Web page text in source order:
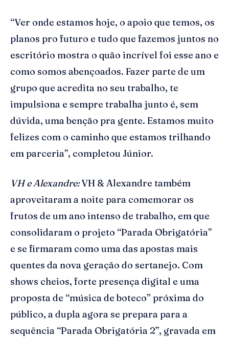
“Ver onde estamos hoje, o apoio que temos, os
planos pro futuro e tudo que fazemos juntos no
escritório mostra o quão incrível foi esse ano e
como somos abençoados. Fazer parte de um
grupo que acredita no seu trabalho, te
impulsiona e sempre trabalha junto é, sem
dúvida, uma benção pra gente. Estamos muito
felizes com o caminho que estamos trilhando
em parceria”, completou Júnior.
VH e Alexandre:VH & Alexandre também
aproveitaram a noite para comemorar os
frutos de um ano intenso de trabalho, em que
consolidaram o projeto “Parada Obrigatória”
e se firmaram como uma das apostas mais
quentes da nova geração do sertanejo. Com
shows cheios, forte presença digital e uma
proposta de “música de boteco” próxima do
público, a dupla agora se prepara para a
sequência “Parada Obrigatória 2”, gravada em